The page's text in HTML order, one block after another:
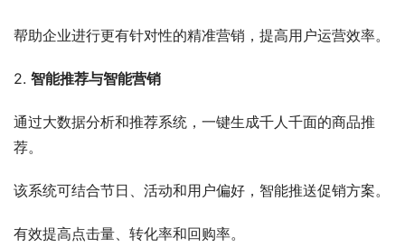
帮助企业进行更有针对性的精准营销，提高用户运营效率。
2. 智能推荐与智能营销
通过大数据分析和推荐系统，一键生成千人千面的商品推
荐。
该系统可结合节日、活动和用户偏好，智能推送促销方案。
有效提高点击量、转化率和回购率。